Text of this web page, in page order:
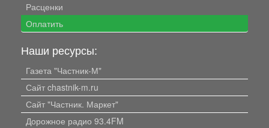
Расценки
Оплатить
Наши ресурсы:
Газета "Частник-М"
Сайт chastnik-m.ru
Сайт "Частник. Маркет"
Дорожное радио 93.4FM